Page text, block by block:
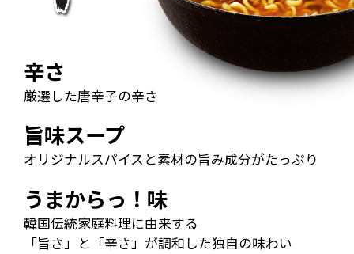
辛さ
厳選した唐辛子の辛さ
旨味スープ
オリジナルスパイスと素材の旨み成分がたっぷり
うまからっ！味
韓国伝統家庭料理に由来する
「旨さ」と「辛さ」が調和した独自の味わい